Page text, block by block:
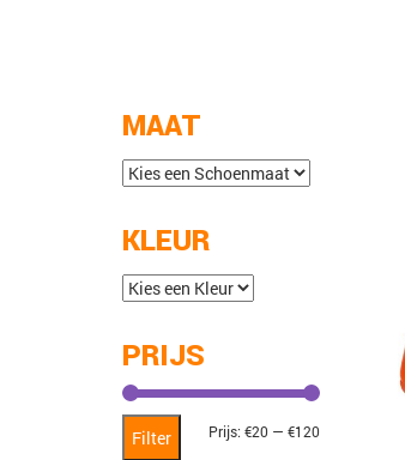
MAAT
KLEUR
PRIJS
Filter Prijs: €20 — €120